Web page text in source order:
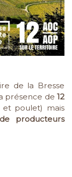
de la Bresse
présence de 12
et poulet) mais
producteurs